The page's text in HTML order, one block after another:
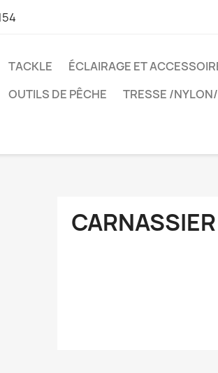
TACKLE ÉCLAIRAGE ET
OUTILS DE PÊCHE
TRESSE /
CARNASSIER